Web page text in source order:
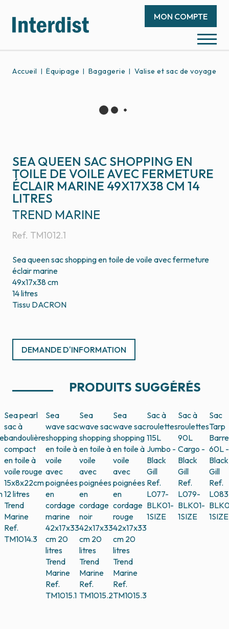
MON COMPTE
Accueil Équipage Bagagerie Valise et sac de voyage
SEA QUEEN SAC SHOPPING EN
TOILE DE VOILE AVEC FERMETURE
ÉCLAIR MARINE 49X17X38 CM 14
LITRES
Ref. TM1012.1
TREND MARINE
Sea queen sac shopping en toile de voile avec fermeture
éclair marine
49x17x38 cm
14 litres
Tissu DACRON
DEMANDE D'INFORMATION
PRODUITS SUGGÉRÉS
Sea pearl
sac à
bandoulière
compact
en toile à
voile rouge
15x8x22cm
12 litres
Trend
Marine
Ref.
TM1014.3
Sea
wave sac
shopping
en toile à
voile
avec
poignées
en
cordage
marine
42x17x33
cm 20
litres
Trend
Marine
Ref.
TM1015.1
Sea
wave sac
shopping
en toile à
voile
avec
poignées
en
cordage
noir
42x17x33
cm 20
litres
Trend
Marine
Ref.
TM1015.2
Sea
wave sac
shopping
en toile à
voile
avec
poignées
en
cordage
rouge
42x17x33
cm 20
litres
Trend
Marine
Ref.
TM1015.3
Sac à
roulettes
115L
Jumbo -
Black
Gill
Ref.
L077-
BLK01-
1SIZE
Sac à
roulettes
90L
Cargo -
Black
Gill
Ref.
L079-
BLK01-
1SIZE
Sac
Tarp
60L -
Black
Gill
Ref.
1SIZE